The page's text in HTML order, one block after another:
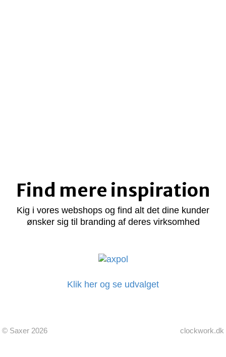
Find mere inspiration
Kig i vores webshops og find alt det dine kunder
ønsker sig til branding af deres virksomhed
Klik her og se udvalget
© Saxer 2026 clockwork.dk